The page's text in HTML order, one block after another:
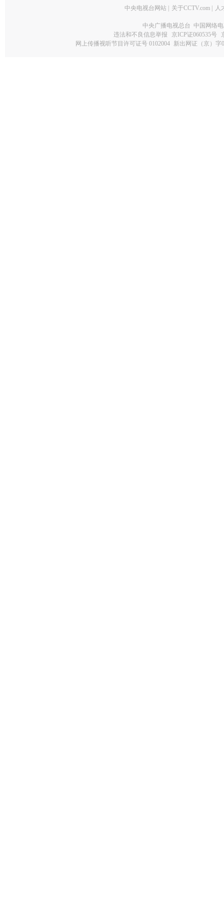
中央电视台网站 关于CCTV.com 人
中央广播电视总台 中国网络
违法和不良信息举报
京ICP证060535号
网上传播视听节目许可证号 0102004 新出网证（京）